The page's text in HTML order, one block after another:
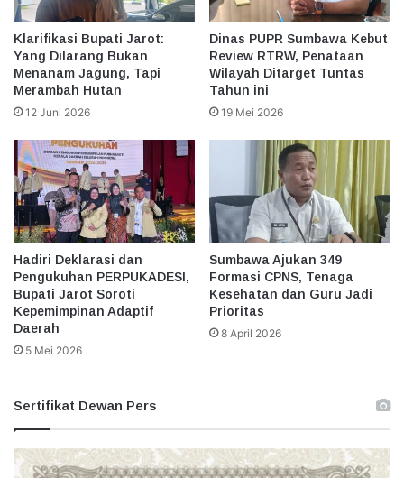
Klarifikasi Bupati Jarot:
Yang Dilarang Bukan
Menanam Jagung, Tapi
Merambah Hutan
12 Juni 2026
Dinas PUPR Sumbawa Kebut
Review RTRW, Penataan
Wilayah Ditarget Tuntas
Tahun ini
19 Mei 2026
Hadiri Deklarasi dan
Pengukuhan PERPUKADESI,
Bupati Jarot Soroti
Kepemimpinan Adaptif
Daerah
5 Mei 2026
Sumbawa Ajukan 349
Formasi CPNS, Tenaga
Kesehatan dan Guru Jadi
Prioritas
8 April 2026
Sertifikat Dewan Pers